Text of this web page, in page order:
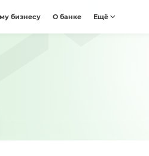
бизнесу О банке Ещё